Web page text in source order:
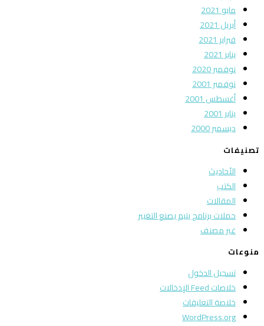
مايو 2021
أبريل 2021
فبراير 2021
يناير 2021
نوفمبر 2020
نوفمبر 2001
أغسطس 2001
يناير 2001
ديسمبر 2000
تصنيفات
الأحاديث
الكتب
المقالات
حملات برنامج يتيم يصنع التغيير
غير مصنف
منوعات
تسجيل الدخول
خلاصات Feed الإدخالات
خلاصة التعليقات
WordPress.org